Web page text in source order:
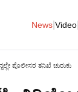
News Video
ಪೊಲೀಸರ ತನಿಖೆ ಚುರುಕು